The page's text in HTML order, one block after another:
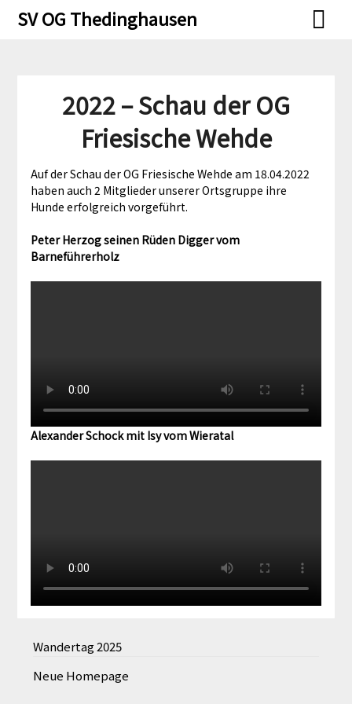
Skip
SkipSV OG Thedinghausen
2022 – Schau der OG
Friesische Wehde
Auf der Schau der OG Friesische Wehde am 18.04.2022
haben auch 2 Mitglieder unserer Ortsgruppe ihre
Hunde erfolgreich vorgeführt.
Peter Herzog seinen Rüden Digger vom
Barneführerholz
Alexander Schock mit Isy vom Wieratal
Wandertag 2025
Neue Homepage